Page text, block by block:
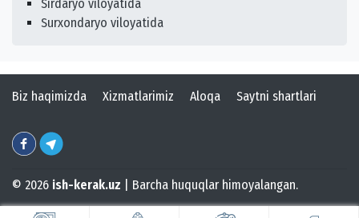
Sirdaryo viloyatida
Surxondaryo viloyatida
Biz haqimizda Xizmatlarimiz Aloqa Saytni shartlari
© 2026 ish-kerak.uz | Barcha huquqlar himoyalangan.